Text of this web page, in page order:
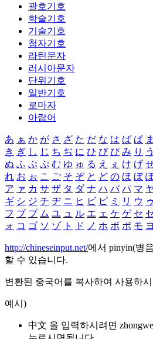
괄호기호
학술기호
기술기호
첨자기호
라틴문자
러시아문자
단위기호
일반기호
로마자
아랍어
あ ぁ か が さ ざ た だ な は ば ぱ ま
き ぎ し じ ち ぢ に ひ び ぴ み り う
ぬ ふ ぶ ぷ む ゆ ゅ る え ぇ け げ
れ お ぉ こ ご そ ぞ と ど の ほ ぼ
ア ァ カ サ ザ タ ダ ナ ハ バ パ マ
ギ シ ジ チ ヂ ニ ヒ ビ ピ ミ リ ウ ゥ
フ ブ プ ム ユ ュ ル エ ェ ケ ゲ セ
ォ コ ゴ ソ ゾ ト ド ノ ホ ボ ポ モ ヨ
http://chineseinput.net/에서 pinyin(병
할 수 있습니다.
변환된 중국어를 복사하여 사용하
예시)
中文 을 입력하시려면